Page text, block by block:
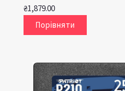
₴1,879.00
Порівняти